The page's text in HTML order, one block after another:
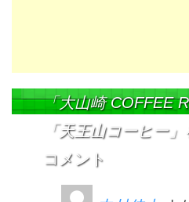
「大山崎 COFFEE
「天王山コーヒー
コメント